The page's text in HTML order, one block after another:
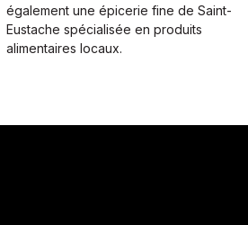
également une épicerie fine de Saint-
Eustache spécialisée en produits
alimentaires locaux.